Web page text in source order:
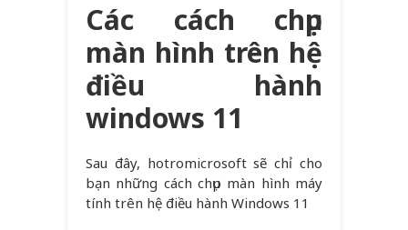
Các cách chụp
màn hình trên hệ
điều hành
windows 11
Sau đây, hotromicrosoft sẽ chỉ cho
bạn những cách chụp màn hình máy
tính trên hệ điều hành Windows 11